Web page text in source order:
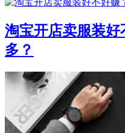
淘宝开店卖服装
多？